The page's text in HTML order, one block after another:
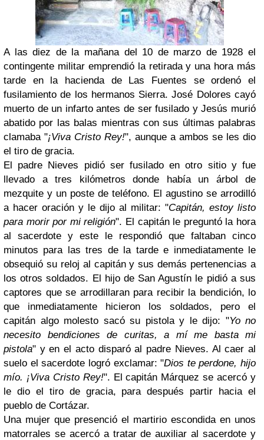
A las diez de la mañana del 10 de marzo de 1928 el
contingente militar emprendió la retirada y una hora más
tarde en la hacienda de Las Fuentes se ordenó el
fusilamiento de los hermanos Sierra. José Dolores cayó
muerto de un infarto antes de ser fusilado y Jesús murió
abatido por las balas mientras con sus últimas palabras
clamaba "¡Viva Cristo Rey!", aunque a ambos se les dio
el tiro de gracia.
El padre Nieves pidió ser fusilado en otro sitio y fue
llevado a tres kilómetros donde había un árbol de
mezquite y un poste de teléfono. El agustino se arrodilló
a hacer oración y le dijo al militar: "Capitán, estoy listo
para morir por mi religión". El capitán le preguntó la hora
al sacerdote y este le respondió que faltaban cinco
minutos para las tres de la tarde e inmediatamente le
obsequió su reloj al capitán y sus demás pertenencias a
los otros soldados. El hijo de San Agustín le pidió a sus
captores que se arrodillaran para recibir la bendición, lo
que inmediatamente hicieron los soldados, pero el
capitán algo molesto sacó su pistola y le dijo: "Yo no
necesito bendiciones de curitas, a mí me basta mi
pistola" y en el acto disparó al padre Nieves. Al caer al
suelo el sacerdote logró exclamar: "Dios te perdone, hijo
mío. ¡Viva Cristo Rey!". El capitán Márquez se acercó y
le dio el tiro de gracia, para después partir hacia el
pueblo de Cortázar.
Una mujer que presenció el martirio escondida en unos
matorrales se acercó a tratar de auxiliar al sacerdote y